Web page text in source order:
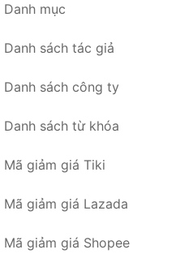
Danh mục
Danh sách tác giả
Danh sách công ty
Danh sách từ khóa
Mã giảm giá Tiki
Mã giảm giá Lazada
Mã giảm giá Shopee